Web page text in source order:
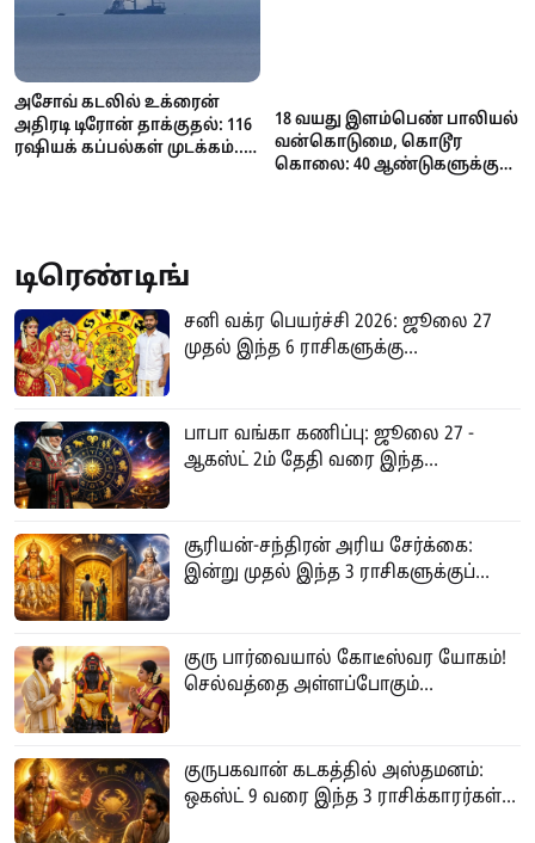
அசோவ் கடலில் உக்ரைன்
அதிரடி டிரோன் தாக்குதல்: 116
ரஷியக் கப்பல்கள் முடக்கம்..
18 வயது இளம்பெண் பாலியல்
வன்கொடுமை, கொடூர
கொலை: 40 ஆண்டுகளுக்குப்
டிரெண்டிங்
சனி வக்ர பெயர்ச்சி 2026: ஜூலை 27
முதல் இந்த 6 ராசிகளுக்கு...
பாபா வங்கா கணிப்பு: ஜூலை 27 -
ஆகஸ்ட் 2ம் தேதி வரை இந்த...
சூரியன்-சந்திரன் அரிய சேர்க்கை:
இன்று முதல் இந்த 3 ராசிகளுக்குப்...
குரு பார்வையால் கோடீஸ்வர யோகம்!
செல்வத்தை அள்ளப்போகும்...
குருபகவான் கடகத்தில் அஸ்தமனம்:
ஒகஸ்ட் 9 வரை இந்த 3 ராசிக்காரர்கள்...